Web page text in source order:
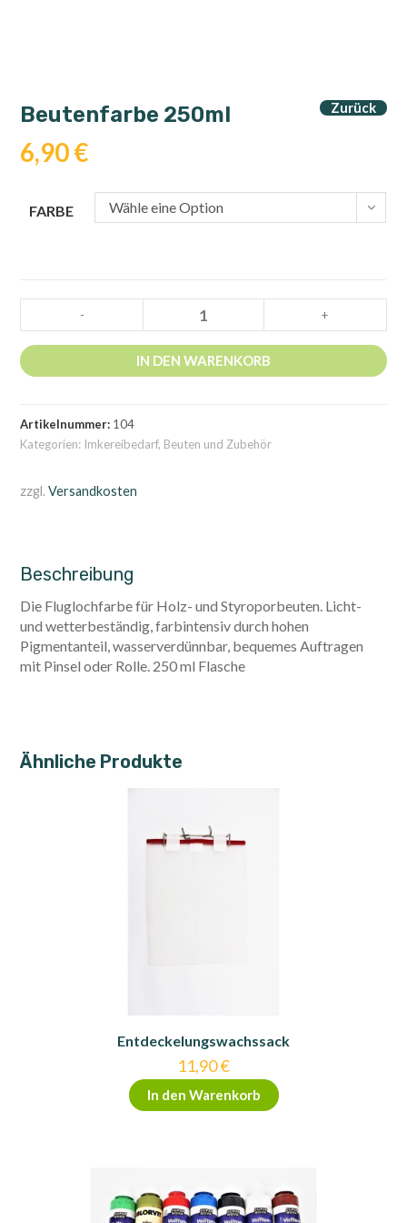
Zurück
Beutenfarbe 250ml
6,90€
FARBE Wähle eine Option
250ml
Menge
- +
IN DEN WARENKORB
Artikelnummer: 104
Kategorien: Imkereibedarf, Beuten und Zubehör
zzgl.Versandkosten
Beschreibung
Die Fluglochfarbe für Holz- und Styroporbeuten. Licht-
und wetterbeständig, farbintensiv durch hohen
Pigmentanteil, wasserverdünnbar, bequemes Auftragen
mit Pinsel oder Rolle. 250 ml Flasche
Ähnliche Produkte
Entdeckelungswachssack
11,90€
In den Warenkorb